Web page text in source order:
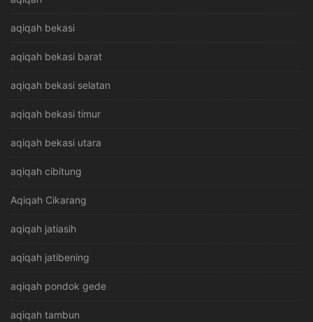
aqiqah bekasi
aqiqah bekasi barat
aqiqah bekasi selatan
aqiqah bekasi timur
aqiqah bekasi utara
aqiqah cibitung
Aqiqah Cikarang
aqiqah jatiasih
aqiqah jatibening
aqiqah pondok gede
aqiqah tambun